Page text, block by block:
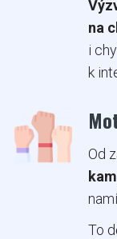
na
i
k
Od
To